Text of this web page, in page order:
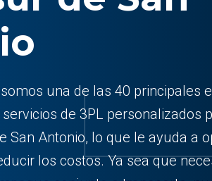
una de las 40 principales
de 3PL personalizados
San Antonio, lo que le ayuda a
los costos. Ya sea que